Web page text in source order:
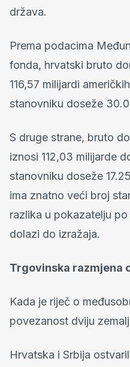
država.
Prema podacima
fonda, hrvatski bruto
116,57 milijardi
stanovniku doseže
S druge strane, bruto
iznosi 112,03 milijarde
stanovniku doseže
ima znatno veći broj
razlika u pokazatelju
dolazi do izražaja.
Trgovinska razmjena
Kada je riječ o
povezanost dviju
Hrvatska i Srbija